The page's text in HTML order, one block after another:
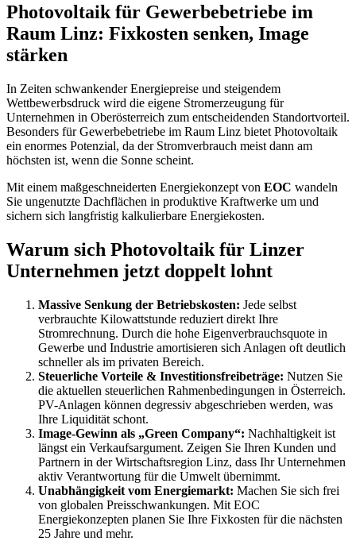
Photovoltaik für Gewerbebetriebe im
Raum Linz: Fixkosten senken, Image
stärken
In Zeiten schwankender Energiepreise und steigendem
Wettbewerbsdruck wird die eigene Stromerzeugung für
Unternehmen in Oberösterreich zum entscheidenden Standortvorteil.
Besonders für Gewerbebetriebe im Raum Linz bietet Photovoltaik
ein enormes Potenzial, da der Stromverbrauch meist dann am
höchsten ist, wenn die Sonne scheint.
Mit einem maßgeschneiderten Energiekonzept von EOC wandeln
Sie ungenutzte Dachflächen in produktive Kraftwerke um und
sichern sich langfristig kalkulierbare Energiekosten.
Warum sich Photovoltaik für Linzer
Unternehmen jetzt doppelt lohnt
Massive Senkung der Betriebskosten: Jede selbst
verbrauchte Kilowattstunde reduziert direkt Ihre
Stromrechnung. Durch die hohe Eigenverbrauchsquote in
Gewerbe und Industrie amortisieren sich Anlagen oft deutlich
schneller als im privaten Bereich.
Steuerliche Vorteile & Investitionsfreibeträge: Nutzen Sie
die aktuellen steuerlichen Rahmenbedingungen in Österreich.
PV-Anlagen können degressiv abgeschrieben werden, was
Ihre Liquidität schont.
Image-Gewinn als „Green Company“: Nachhaltigkeit ist
längst ein Verkaufsargument. Zeigen Sie Ihren Kunden und
Partnern in der Wirtschaftsregion Linz, dass Ihr Unternehmen
aktiv Verantwortung für die Umwelt übernimmt.
Unabhängigkeit vom Energiemarkt: Machen Sie sich frei
von globalen Preisschwankungen. Mit EOC
Energiekonzepten planen Sie Ihre Fixkosten für die nächsten
25 Jahre und mehr.